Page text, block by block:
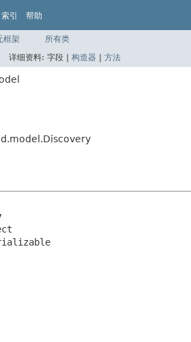
索引 帮助
框架
所有类
详细资料: 字段 | 构造器 | 方法